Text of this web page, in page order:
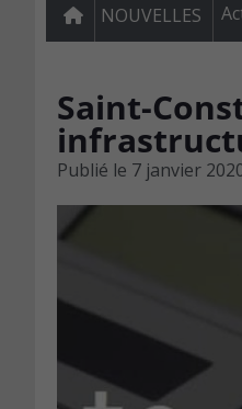
NOUVELLES
Saint-
Publié le 7 janvier